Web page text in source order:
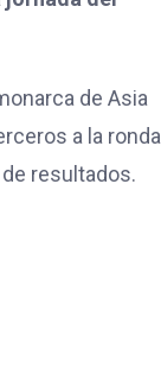
de Asia
a la ronda
resultados.